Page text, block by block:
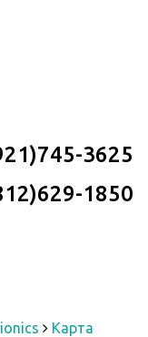
3625
1850
Карта